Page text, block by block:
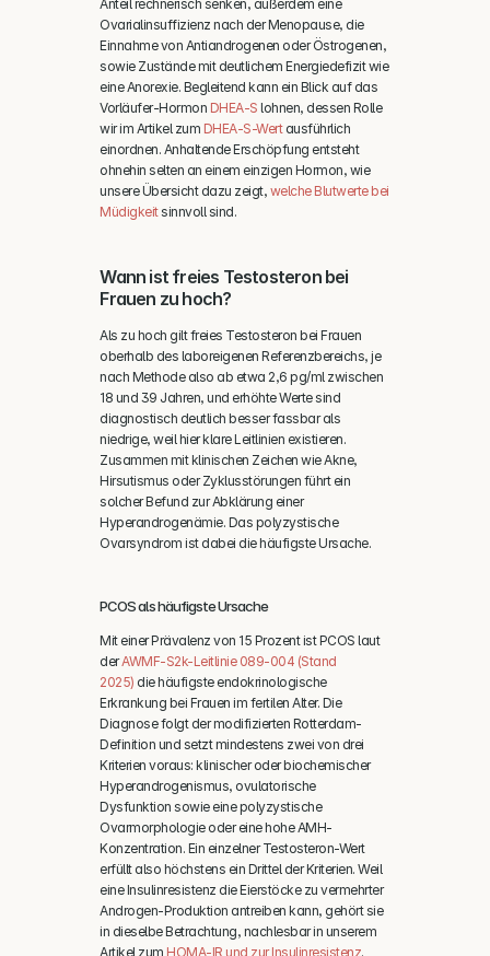
Anteil rechnerisch senken, außerdem eine
Ovarialinsuffizienz nach der Menopause, die
Einnahme von Antiandrogenen oder Östrogenen,
sowie Zustände mit deutlichem Energiedefizit wie
eine Anorexie. Begleitend kann ein Blick auf das
Vorläufer-Hormon DHEA-S lohnen, dessen Rolle
wir im Artikel zum DHEA-S-Wert ausführlich
einordnen. Anhaltende Erschöpfung entsteht
ohnehin selten an einem einzigen Hormon, wie
unsere Übersicht dazu zeigt, welche Blutwerte bei
Müdigkeit sinnvoll sind.
Wann ist freies Testosteron bei
Frauen zu hoch?
Als zu hoch gilt freies Testosteron bei Frauen
oberhalb des laboreigenen Referenzbereichs, je
nach Methode also ab etwa 2,6 pg/ml zwischen
18 und 39 Jahren, und erhöhte Werte sind
diagnostisch deutlich besser fassbar als
niedrige, weil hier klare Leitlinien existieren.
Zusammen mit klinischen Zeichen wie Akne,
Hirsutismus oder Zyklusstörungen führt ein
solcher Befund zur Abklärung einer
Hyperandrogenämie. Das polyzystische
Ovarsyndrom ist dabei die häufigste Ursache.
PCOS als häufigste Ursache
Mit einer Prävalenz von 15 Prozent ist PCOS laut
der AWMF-S2k-Leitlinie 089-004 (Stand
2025) die häufigste endokrinologische
Erkrankung bei Frauen im fertilen Alter. Die
Diagnose folgt der modifizierten Rotterdam-
Definition und setzt mindestens zwei von drei
Kriterien voraus: klinischer oder biochemischer
Hyperandrogenismus, ovulatorische
Dysfunktion sowie eine polyzystische
Ovarmorphologie oder eine hohe AMH-
Konzentration. Ein einzelner Testosteron-Wert
erfüllt also höchstens ein Drittel der Kriterien. Weil
eine Insulinresistenz die Eierstöcke zu vermehrter
Androgen-Produktion antreiben kann, gehört sie
in dieselbe Betrachtung, nachlesbar in unserem
Artikel zum HOMA-IR und zur Insulinresistenz.